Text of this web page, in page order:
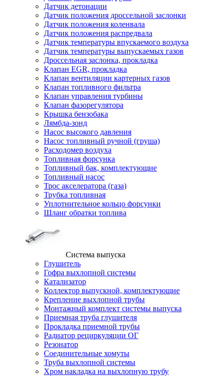
Датчик детонации
Датчик положения дроссельной заслонки
Датчик положения коленвала
Датчик положения распредвала
Датчик температуры впускаемого воздуха
Датчик температуры выпускаемых газов
Дроссельная заслонка, прокладка
Клапан EGR, прокладка
Клапан вентиляции картерных газов
Клапан топливного фильтра
Клапан управления турбины
Клапан фазорегулятора
Крышка бензобака
Лямбда-зонд
Насос высокого давления
Насос топливный ручной (груша)
Расходомер воздуха
Топливная форсунка
Топливный бак, комплектующие
Топливный насос
Трос акселератора (газа)
Трубка топливная
Уплотнительное кольцо форсунки
Шланг обратки топлива
Система выпуска
Глушитель
Гофра выхлопной системы
Катализатор
Коллектор выпускной, комплектующие
Крепление выхлопной трубы
Монтажный комплект системы выпуска
Приемная труба глушителя
Прокладка приемной трубы
Радиатор рециркуляции ОГ
Резонатор
Соединительные хомуты
Труба выхлопной системы
Хром накладка на выхлопную трубу